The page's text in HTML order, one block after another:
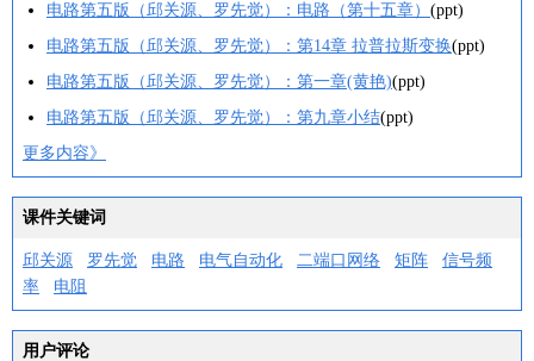
电路第五版（邱关源、罗先觉）：电路（第十五章） (ppt)
电路第五版（邱关源、罗先觉）：第14章 拉普拉斯变换(ppt)
电路第五版（邱关源、罗先觉）：第一章(黄艳)(ppt)
电路第五版（邱关源、罗先觉）：第九章小结(ppt)
更多内容》
课件关键词
邱关源 罗先觉 电路 电气自动化 二端口网络 矩阵
信号频
率
电阻
用户评论